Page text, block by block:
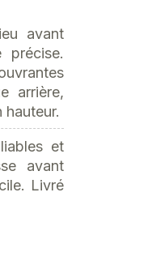
avant
précise.
arrière,
hauteur.
et
avant
Livré